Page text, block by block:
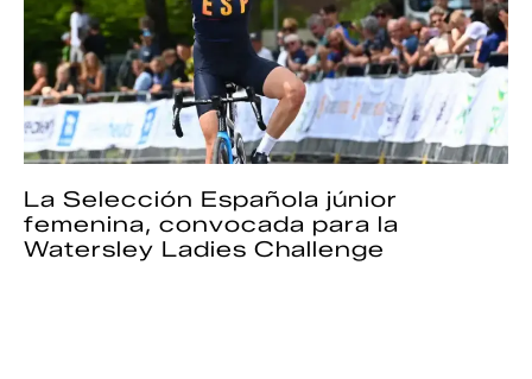
La Selección Española júnior
femenina, convocada para la
Watersley Ladies Challenge